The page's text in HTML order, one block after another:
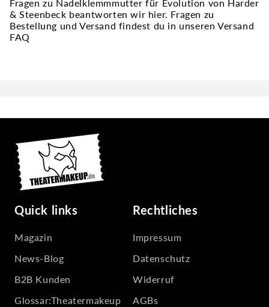
Fragen zu Nadelklemmmutter für Evolution von Harder
& Steenbeck beantworten wir hier. Fragen zu
Bestellung und Versand findest du in unseren Versand
FAQ
Quick links
Magazin
News-Blog
B2B Kunden
Glossar:Theatermakeup
Rechtliches
Impressum
Datenschutz
Widerruf
AGBs